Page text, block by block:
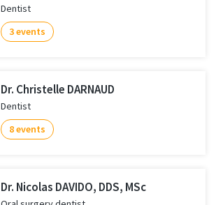
Dentist
3 events
Dr. Christelle DARNAUD
Dentist
8 events
Dr. Nicolas DAVIDO, DDS, MSc